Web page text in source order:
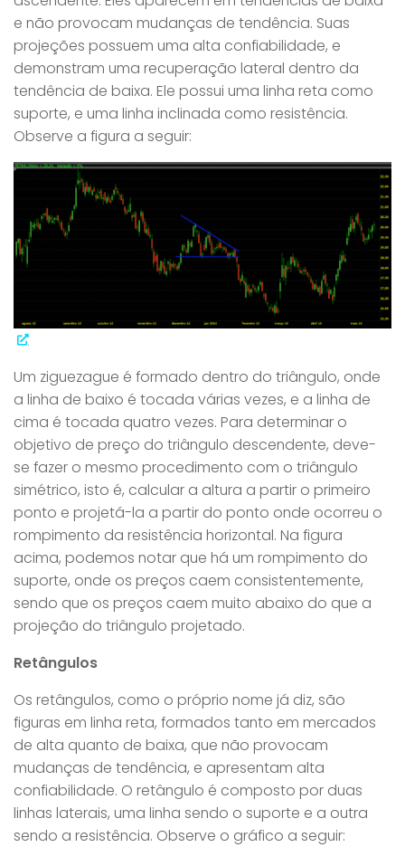
e não provocam mudanças de tendência. Suas
projeções possuem uma alta confiabilidade, e
demonstram uma recuperação lateral dentro da
tendência de baixa. Ele possui uma linha reta como
suporte, e uma linha inclinada como resistência.
Observe a figura a seguir:
Um ziguezague é formado dentro do triângulo, onde
a linha de baixo é tocada várias vezes, e a linha de
cima é tocada quatro vezes. Para determinar o
objetivo de preço do triângulo descendente, deve-
se fazer o mesmo procedimento com o triângulo
simétrico, isto é, calcular a altura a partir o primeiro
ponto e projetá-la a partir do ponto onde ocorreu o
rompimento da resistência horizontal. Na figura
acima, podemos notar que há um rompimento do
suporte, onde os preços caem consistentemente,
sendo que os preços caem muito abaixo do que a
projeção do triângulo projetado.
Retângulos
Os retângulos, como o próprio nome já diz, são
figuras em linha reta, formados tanto em mercados
de alta quanto de baixa, que não provocam
mudanças de tendência, e apresentam alta
confiabilidade. O retângulo é composto por duas
linhas laterais, uma linha sendo o suporte e a outra
sendo a resistência. Observe o gráfico a seguir: